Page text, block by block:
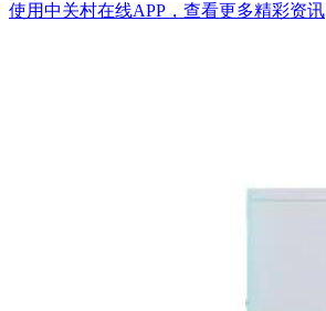
使用中关村在线APP，查看更多精彩资讯